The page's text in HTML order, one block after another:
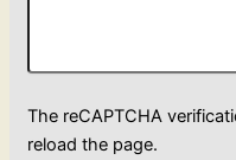
The reCAPTCHA
reload the page.